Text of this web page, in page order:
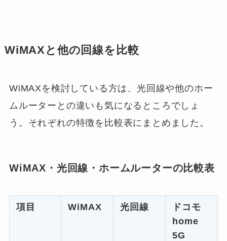
WiMAXと他の回線を比較
WiMAXを検討している方は、光回線や他のホー
ムルーターとの違いも気になるところでしょ
う。それぞれの特徴を比較表にまとめました。
WiMAX・光回線・ホームルーターの比較表
項目 WiMAX 光回線
ドコモ
home
5G